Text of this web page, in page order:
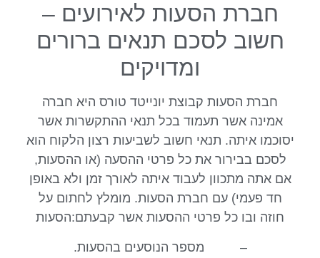
חברת הסעות לאירועים –
חשוב לסכם תנאים ברורים
ומדויקים
חברת הסעות קבוצת יונייטד טורס היא חברה
אמינה אשר תעמוד בכל תנאי ההתקשרות אשר
יסוכמו איתה. תנאי חשוב לשביעות רצון הלקוח הוא
לסכם בבירור את כל פרטי ההסעה (או ההסעות,
אם אתה מתכוון לעבוד איתה לאורך זמן ולא באופן
חד פעמי) עם חברת הסעות. מומלץ לחתום על
חוזה ובו כל פרטי ההסעות אשר קבעתם:הסעות
– מספר הנוסעים בהסעות.